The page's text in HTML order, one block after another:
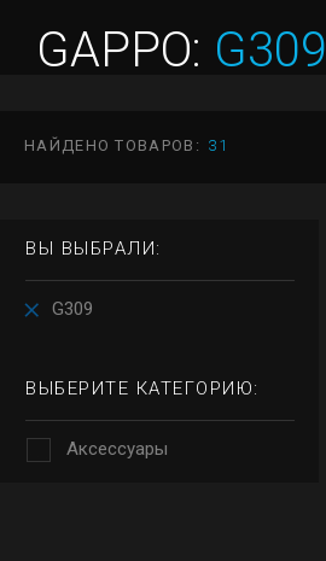
GAPPO: G309
НАЙДЕНО ТОВАРОВ: 31
ВЫ ВЫБРАЛИ:
G309
ВЫБЕРИТЕ КАТЕГОРИЮ:
Аксессуары